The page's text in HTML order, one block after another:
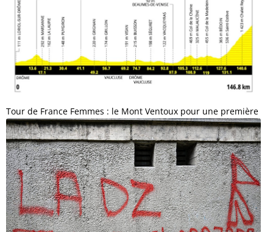
Tour de France Femmes : le Mont Ventoux pour une première